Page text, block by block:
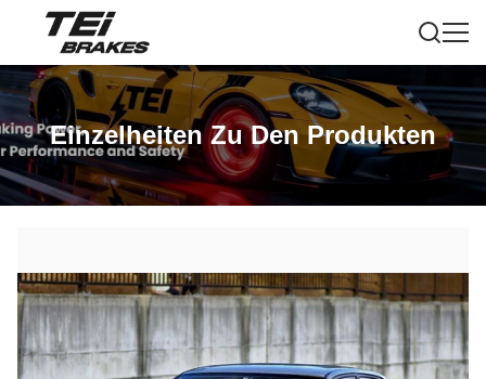
Einzelheiten Zu Den Produkten